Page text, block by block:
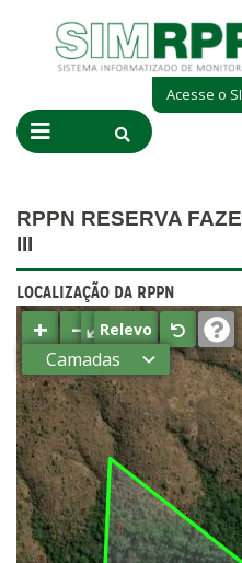
Acesse o
RPPN RESERVA
III
LOCALIZAÇÃO DA RPPN
+ −⤢Relevo
Camadas
Estados
Municípios
Terras
indígenas
(FUNAI)
UC Federal